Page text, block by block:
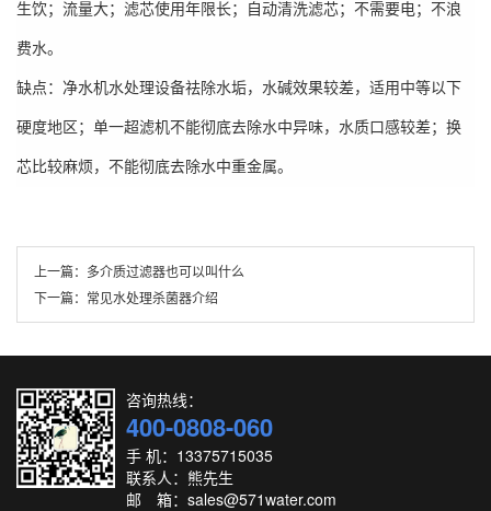
生饮；流量大；滤芯使用年限长；自动清洗滤芯；不需要电；不浪
费水。
缺点：净水机水处理设备祛除水垢，水碱效果较差，适用中等以下
硬度地区；单一超滤机不能彻底去除水中异味，水质口感较差；换
芯比较麻烦，不能彻底去除水中重金属。
上一篇： 多介质过滤器也可以叫什么
下一篇： 常见水处理杀菌器介绍
咨询热线：
400-0808-060
手 机：13375715035
联系人：熊先生
邮 箱：sales@571water.com